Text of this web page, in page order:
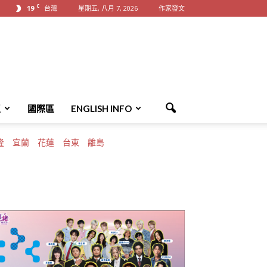
19 C 台灣 星期五, 八月 7, 2026 作家發文
國際區 ENGLISH INFO
宜蘭 花蓮 台東 離島